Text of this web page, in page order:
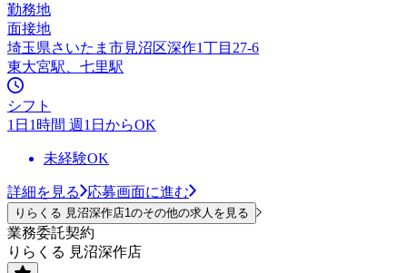
勤務地
面接地
埼玉県さいたま市見沼区深作1丁目27-6
東大宮駅、七里駅
シフト
1日1時間 週1日からOK
未経験OK
詳細を見る 応募画面に進む
りらくる 見沼深作店1のその他の求人を見る
業務委託契約
りらくる 見沼深作店